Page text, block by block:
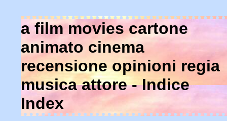
a film movies cartone
animato cinema
recensione opinioni regia
musica attore - Indice
Index